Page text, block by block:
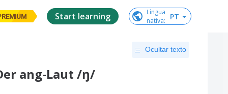
Start learning
Língua
nativa: PT
Ocultar texto
ang-Laut /ŋ/